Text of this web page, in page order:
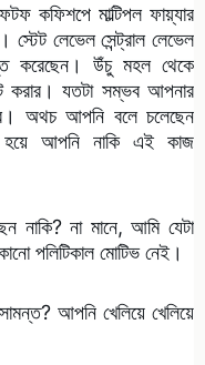
কফিশপে মাল্টিপল ফায়্যার
স্টেট লেভেল সেন্ট্রাল লেভেল
করেছেন। উঁচু মহল থেকে
করার। যতটা সম্ভব আপনার
অথচ আপনি বলে চলেছেন
আপনি নাকি এই কাজ
নাকি? না মানে, আমি যেটা
পলিটিকাল মোটিভ নেই।
আপনি খেলিয়ে খেলিয়ে